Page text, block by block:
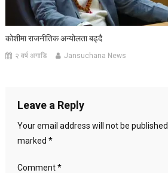
कोशीमा राजनीतिक अन्योलता बढ्दै
२ वर्ष अगाडि Jansuchana News
Leave a Reply
Your email address will not be published.
marked *
Comment*